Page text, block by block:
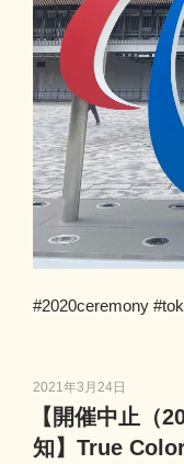
#2020ceremony
投
稿
日:
2021年3月24日
【開催中止（
知】True